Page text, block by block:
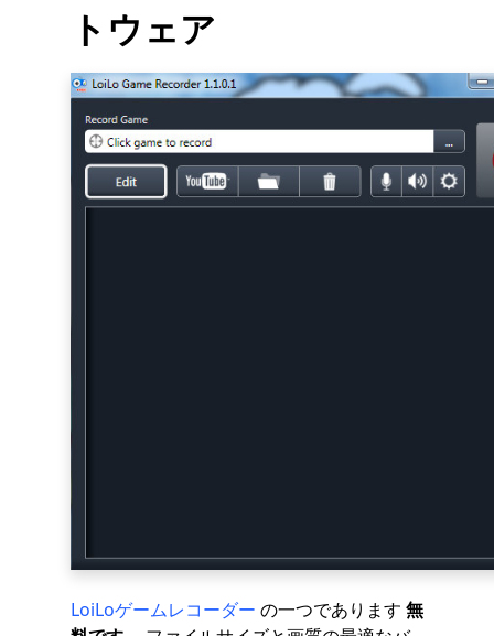
トウェア
LoiLoゲームレコーダー の一つであります 無